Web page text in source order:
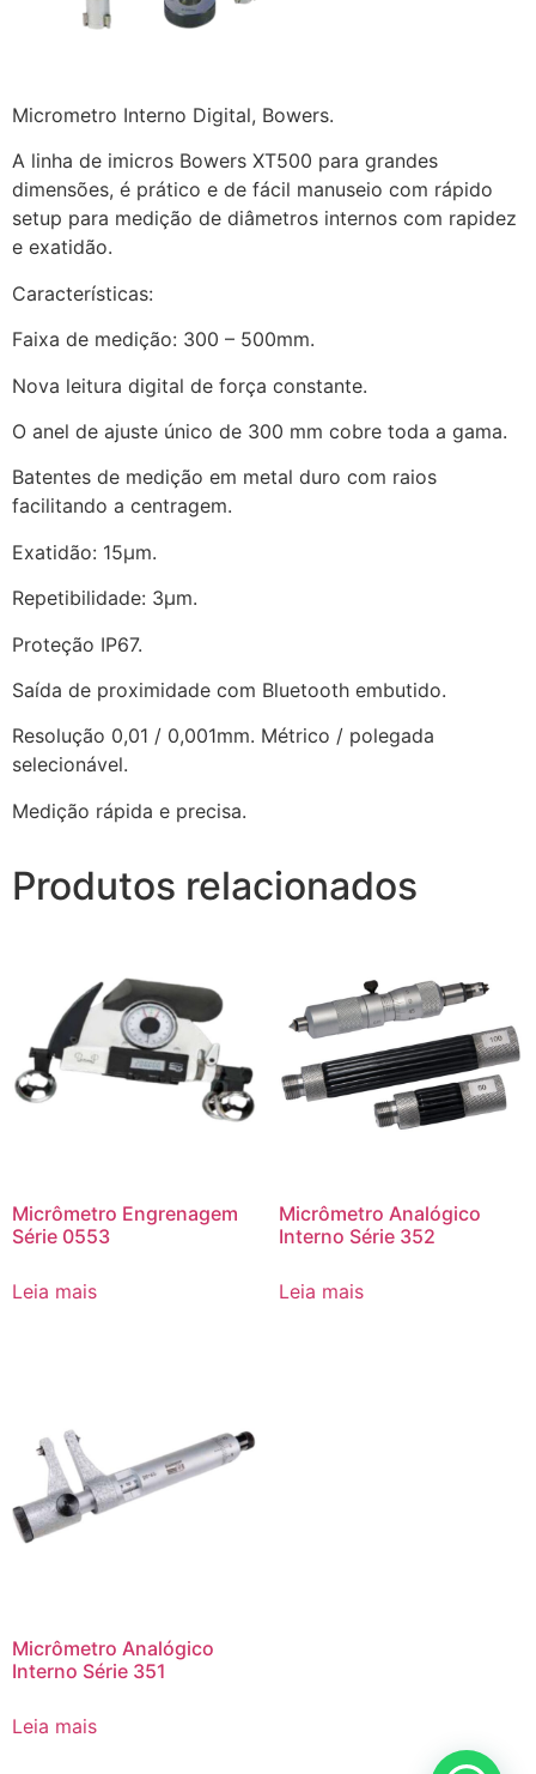
Micrometro Interno Digital, Bowers.
A linha de imicros Bowers XT500 para grandes
dimensões, é prático e de fácil manuseio com rápido
setup para medição de diâmetros internos com rapidez
e exatidão.
Características:
Faixa de medição: 300 – 500mm.
Nova leitura digital de força constante.
O anel de ajuste único de 300 mm cobre toda a gama.
Batentes de medição em metal duro com raios
facilitando a centragem.
Exatidão: 15μm.
Repetibilidade: 3μm.
Proteção IP67.
Saída de proximidade com Bluetooth embutido.
Resolução 0,01 / 0,001mm. Métrico / polegada
selecionável.
Medição rápida e precisa.
Produtos relacionados
Micrômetro Engrenagem
Série 0553
Leia mais
Micrômetro Analógico
Interno Série 352
Leia mais
Micrômetro Analógico
Interno Série 351
Leia mais